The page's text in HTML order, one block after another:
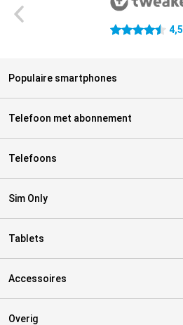
4.5 sterren 4,5
Populaire smartphones
Telefoon met abonnement
Telefoons
Sim Only
Tablets
Accessoires
Overig